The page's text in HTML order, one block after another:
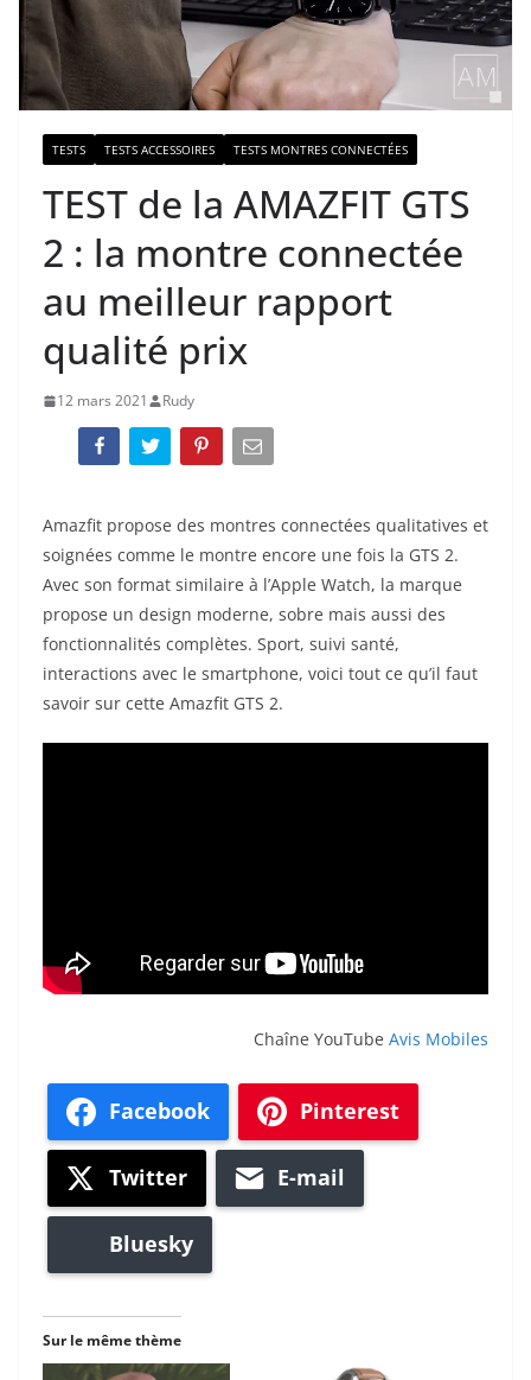
TESTS TESTS ACCESSOIRES TESTS MONTRES CONNECTÉES
TEST de la AMAZFIT GTS
2 : la montre connectée
au meilleur rapport
qualité prix
12 mars 2021 Rudy
Amazfit propose des montres connectées qualitatives et
soignées comme le montre encore une fois la GTS 2.
Avec son format similaire à l’Apple Watch, la marque
propose un design moderne, sobre mais aussi des
fonctionnalités complètes. Sport, suivi santé,
interactions avec le smartphone, voici tout ce qu’il faut
savoir sur cette Amazfit GTS 2.
Chaîne YouTube Avis Mobiles
Facebook Pinterest
Twitter E-mail
Bluesky
Sur le même thème